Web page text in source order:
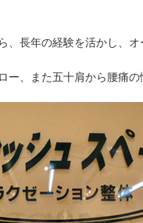
、長年の経験を活かし、
ー、また五十肩から腰痛